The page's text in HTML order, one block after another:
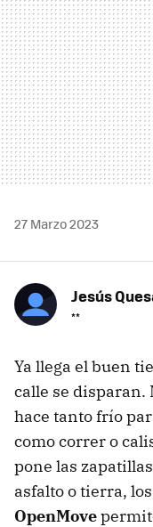
27 Marzo 2023
Jesús
**
Ya llega el buen
calle se disparan.
hace tanto frío
como correr o
pone las
asfalto o tierra,
OpenMove